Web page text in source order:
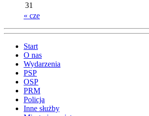
31
« cze
Start
O nas
Wydarzenia
PSP
OSP
PRM
Policja
Inne służby